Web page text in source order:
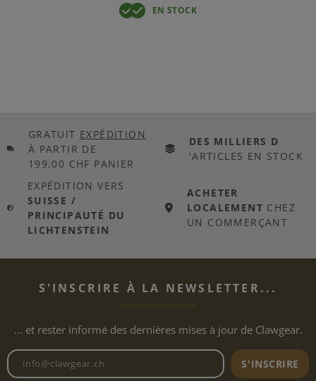
EN STOCK
GRATUIT EXPÉDITION
À PARTIR DE
199,00 CHF PANIER
DES MILLIERS D
'ARTICLES EN STOCK
EXPÉDITION VERS
SUISSE /
PRINCIPAUTÉ DU
LICHTENSTEIN
ACHETER
LOCALEMENT CHEZ
UN COMMERÇANT
S'INSCRIRE À LA NEWSLETTER...
... et rester informé des dernières mises à jour de Clawgear.
Adresse e-mail de laS'INSCRIRE